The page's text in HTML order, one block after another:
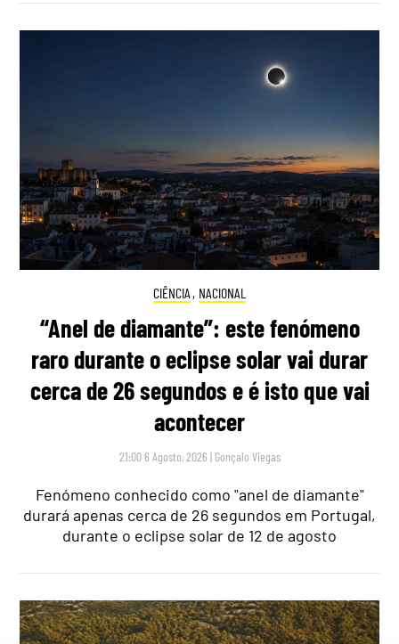
CIÊNCIA , NACIONAL
“Anel de diamante”: este fenómeno
raro durante o eclipse solar vai durar
cerca de 26 segundos e é isto que vai
acontecer
21:00 6 Agosto, 2026 | Gonçalo Viegas
Fenómeno conhecido como "anel de diamante"
durará apenas cerca de 26 segundos em Portugal,
durante o eclipse solar de 12 de agosto